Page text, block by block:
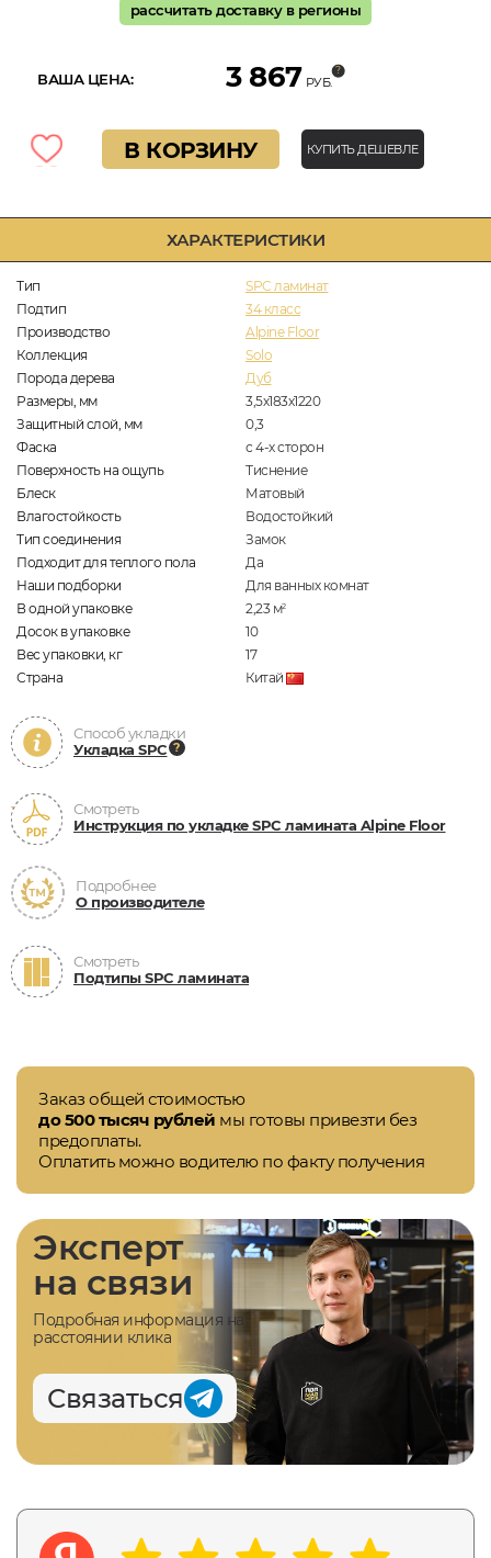
ХАРАКТЕРИСТИКИ
Тип
SPC ламинат
Подтип
34 класс
Производство
Alpine Floor
Коллекция
Solo
Порода дерева
Дуб
Размеры, мм
3,5х183х1220
Защитный слой, мм
0,3
Фаска
с 4-х сторон
Поверхность на ощупь
Тиснение
Блеск
Матовый
Влагостойкость
Водостойкий
Тип соединения
Замок
Подходит для теплого пола
Да
Наши подборки
Для ванных комнат
В одной упаковке
2,23 м2
Досок в упаковке
10
Вес упаковки, кг
17
Страна
Китай
Способ укладки
Укладка SPC
Смотреть
Инструкция по укладке SPC ламината Alpine Floor
Подробнее
О производителе
Смотреть
Подтипы SPC ламината
рассчитать доставку в регионы
ВАША ЦЕНА: 3 867 РУБ.
В КОРЗИНУ КУПИТЬ ДЕШЕВЛЕ
Заказ общей стоимостью
до 500 тысяч рублей мы готовы привезти без
предоплаты.
Оплатить можно водителю по факту получения
Эксперт
на связи
Подробная информация на
расстоянии клика
Связаться